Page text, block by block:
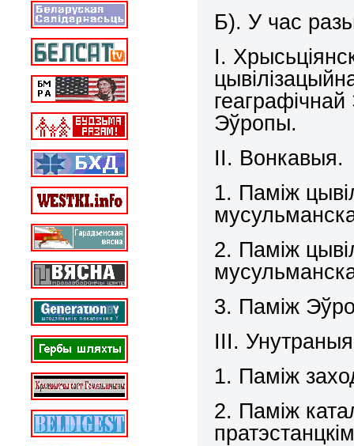
Б). У час
І.
Эўропы.
ІІ. Вонкавыя.
1. Паміж
2. Паміж
3. Паміж
ІІІ.
1. Паміж
2. Паміж